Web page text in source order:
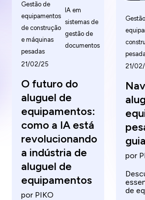
Gestão de
equipamentos
de construção
e máquinas
pesadas
IA em
sistemas de
gestão de
documentos
21/02/25
O futuro do
aluguel de
equipamentos:
como a IA está
revolucionando
a indústria de
aluguel de
equipamentos
por PIKO
21/
por
de